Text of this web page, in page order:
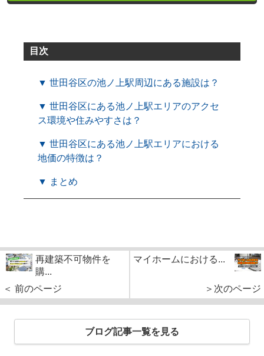
目次
▼ 世田谷区の池ノ上駅周辺にある施設は？
▼ 世田谷区にある池ノ上駅エリアのアクセ
ス環境や住みやすさは？
▼ 世田谷区にある池ノ上駅エリアにおける
地価の特徴は？
▼ まとめ
再建築不可物件を
購...
＜ 前のページ
マイホームにおける...
＞次のページ
ブログ記事一覧を見る